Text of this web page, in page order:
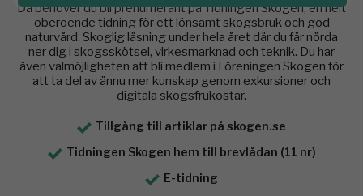
Då behöver du bli prenumerant på Tidningen Skogen, en helt
oberoende tidning för ett lönsamt skogsbruk och god
naturvård. Skoglig läsning under hela året där du får nörda
ner dig i skogsskötsel, virkesmarknad och teknik. Du har
även valmöjligheten att bli medlem i Föreningen Skogen för
att ta del av ännu mer kunskap genom exkursioner och
digitala skogsfrukostar.
Tillgång till artiklar på skogen.se
Tidningen Skogen hem till brevlådan (11 nr)
E-tidning